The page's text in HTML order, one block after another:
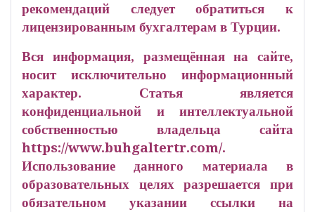
рекомендаций следует обратиться к
лицензированным бухгалтерам в Турции.
Вся информация, размещённая на сайте,
носит исключительно информационный
характер. Статья является
конфиденциальной и интеллектуальной
собственностью владельца сайта
https://www.buhgaltertr.com/.
Использование данного материала в
образовательных целях разрешается при
обязательном указании ссылки на